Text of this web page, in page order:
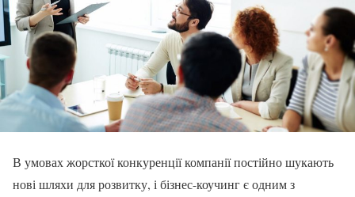
В умовах жорсткої конкуренції компанії постійно шукають
нові шляхи для розвитку, і бізнес-коучинг є одним з